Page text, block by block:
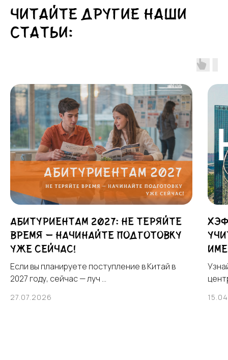
Читайте другие наши
статьи:
Абитуриентам 2027: не теряйте
время — начинайте подготовку
уже сейчас!
Если вы планируете поступление в Китай в
2027 году, сейчас — луч ...
27.07.2026